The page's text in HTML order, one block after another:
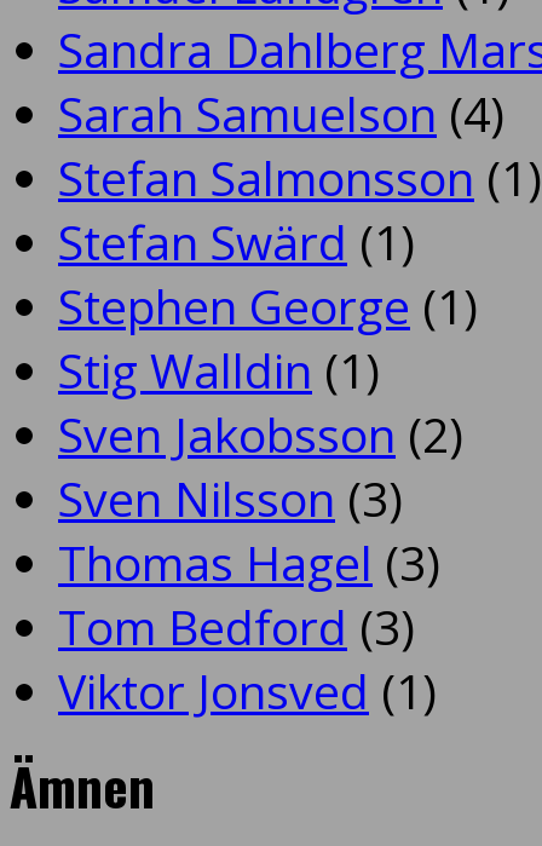
Sandra Dahlberg
Sarah Samuelson (4)
Stefan Salmonsson (1)
Stefan Swärd (1)
Stephen George (1)
Stig Walldin (1)
Sven Jakobsson (2)
Sven Nilsson (3)
Thomas Hagel (3)
Tom Bedford (3)
Viktor Jonsved (1)
Ämnen